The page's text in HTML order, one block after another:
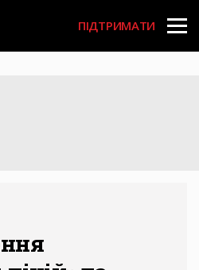
User
account
ПІДТРИМАТИ